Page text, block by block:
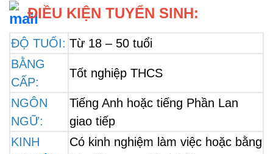
ĐIỀU KIỆN TUYỂN SINH:
ĐỘ TUỔI: Từ 18 – 50 tuổi
BẰNG
CẤP:
Tốt nghiệp THCS
NGÔN
NGỮ:
Tiếng Anh hoặc tiếng Phần Lan
giao tiếp
KINH
Có kinh nghiệm làm việc hoặc bằng